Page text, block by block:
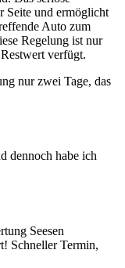
Seite und ermöglicht
Auto zum
Regelung ist nur
verfügt.
nur zwei Tage, das
dennoch habe ich
Seesen
Schneller Termin,